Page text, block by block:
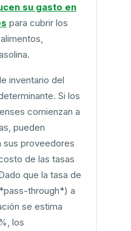
su gasto en
para cubrir los
inventario del
Si los
comienzan a
pueden
sus proveedores
de las tasas
que la tasa de
through*) a
se estima
los